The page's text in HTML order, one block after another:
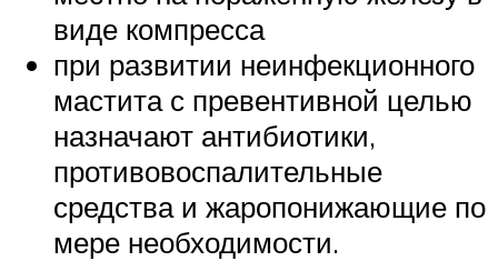
виде компресса
при развитии неинфекционного
мастита с превентивной целью
назначают антибиотики,
противовоспалительные
средства и жаропонижающие по
мере необходимости.